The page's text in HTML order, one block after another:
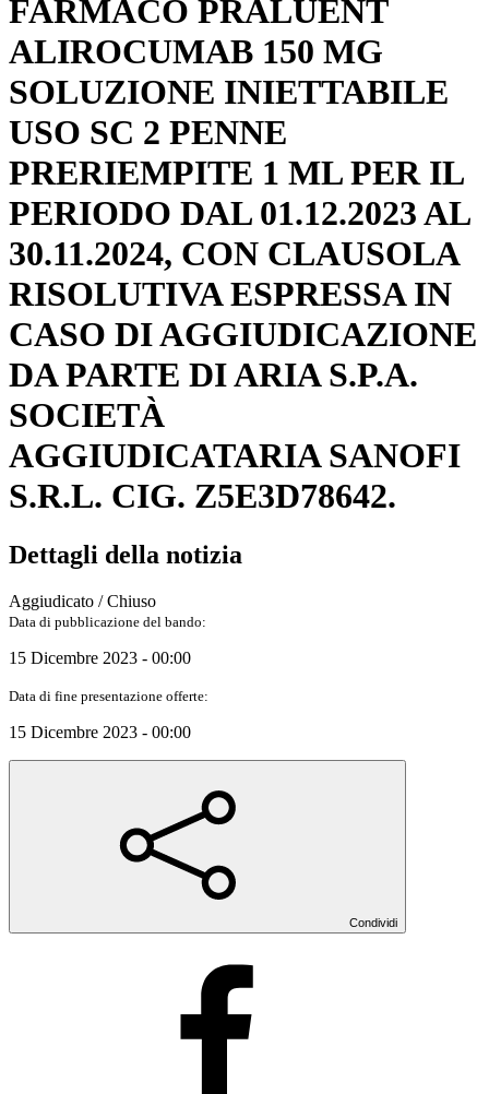
FARMACO PRALUENT
ALIROCUMAB 150 MG
SOLUZIONE INIETTABILE
USO SC 2 PENNE
PRERIEMPITE 1 ML PER IL
PERIODO DAL 01.12.2023 AL
30.11.2024, CON CLAUSOLA
RISOLUTIVA ESPRESSA IN
CASO DI AGGIUDICAZIONE
DA PARTE DI ARIA S.P.A.
SOCIETÀ
AGGIUDICATARIA SANOFI
S.R.L. CIG. Z5E3D78642.
Dettagli della notizia
Aggiudicato / Chiuso
Data di pubblicazione del bando:
15 Dicembre 2023 - 00:00
Data di fine presentazione offerte:
15 Dicembre 2023 - 00:00
Condividi